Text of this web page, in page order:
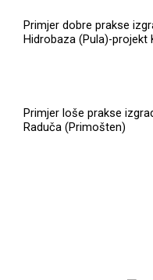
Primjer dobre prakse
Hidrobaza (Pula)-projekt
Primjer loše prakse
Raduča (Primošten)